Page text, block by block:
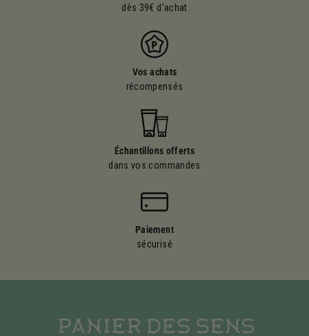
dès 39€ d'achat
Vos achats
récompensés
Échantillons offerts
dans vos commandes
Paiement
sécurisé